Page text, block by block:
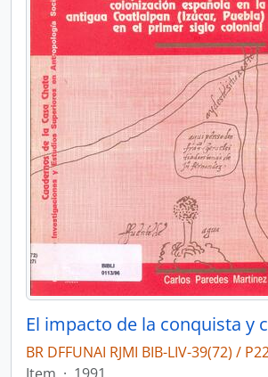
BR DFFUNAI RJMI BIB-LIV-39(72) /